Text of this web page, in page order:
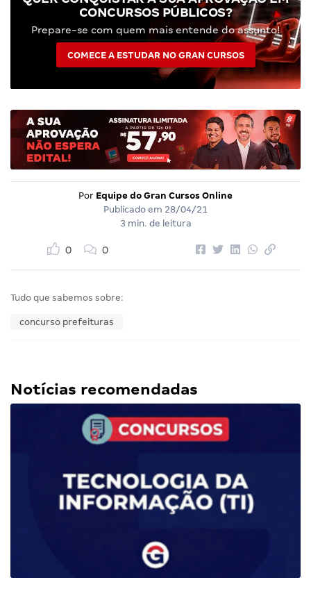
CONCURSOS PÚBLICOS?
Prepare-se com quem mais entende do assunto!
COMECE A ESTUDAR NO GRAN CURSOS
Por Equipe do Gran Cursos Online
Publicado em 28/04/21
3 min. de leitura
0 0
Tudo que sabemos sobre:
concurso prefeituras
Notícias recomendadas